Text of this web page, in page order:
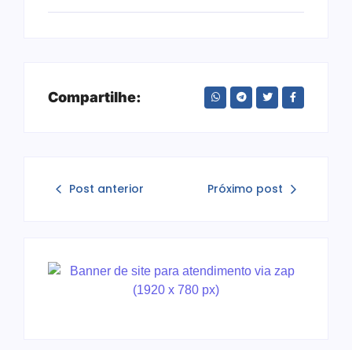
Compartilhe:
Post anterior Próximo post